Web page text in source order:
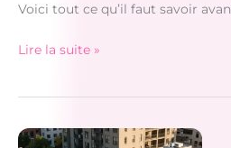
Voici tout ce qu’il faut savoir
Quelle
faut-
choisir
Lire la suite »